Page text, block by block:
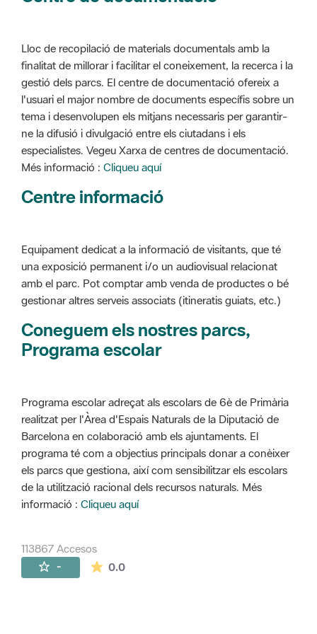
Lloc de recopilació de materials documentals amb la
finalitat de millorar i facilitar el coneixement, la recerca i la
gestió dels parcs. El centre de documentació ofereix a
l'usuari el major nombre de documents específis sobre un
tema i desenvolupen els mitjans necessaris per garantir-
ne la difusió i divulgació entre els ciutadans i els
especialistes. Vegeu Xarxa de centres de documentació.
Més informació : Cliqueu aquí
Centre informació
Equipament dedicat a la informació de visitants, que té
una exposició permanent i/o un audiovisual relacionat
amb el parc. Pot comptar amb venda de productes o bé
gestionar altres serveis associats (itineratis guiats, etc.)
Coneguem els nostres parcs,
Programa escolar
Programa escolar adreçat als escolars de 6è de Primària
realitzat per l'Àrea d'Espais Naturals de la Diputació de
Barcelona en colaboració amb els ajuntaments. El
programa té com a objectius principals donar a conèixer
els parcs que gestiona, així com sensibilitzar els escolars
de la utilització racional dels recursos naturals. Més
informació : Cliqueu aquí
113867 Accesos
- 0.0La valoración media es de 0 estrellas de